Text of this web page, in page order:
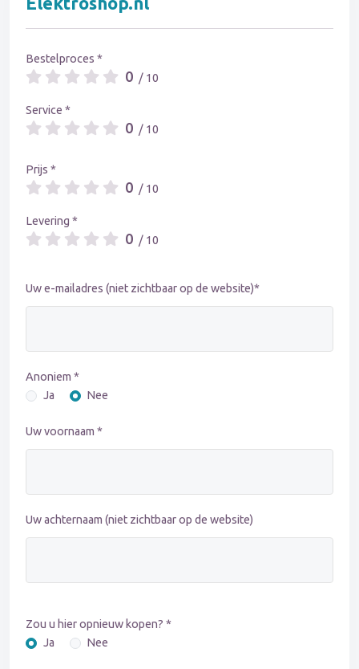
Bestelproces *
0 / 10
Service *
0 / 10
Prijs *
0 / 10
Levering *
0 / 10
Uw e-mailadres (niet zichtbaar op de website)*
Anoniem *
Ja
Nee
Uw voornaam *
Uw achternaam (niet zichtbaar op de website)
Zou u hier opnieuw kopen? *
Ja
Nee